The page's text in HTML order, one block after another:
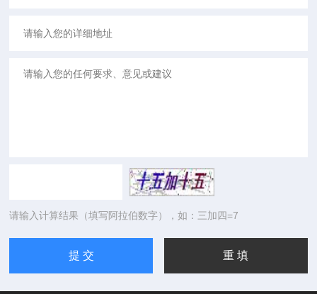
请输入计算结果（填写阿拉伯数字），如：三加四=7